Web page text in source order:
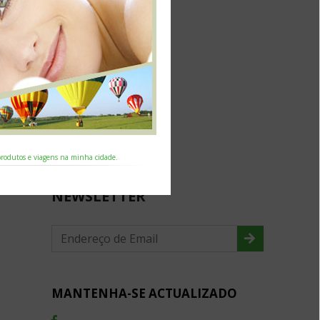
e viagens na minha cidade.
NEWSLETTER
MANTENHA-SE ACTUALIZADO